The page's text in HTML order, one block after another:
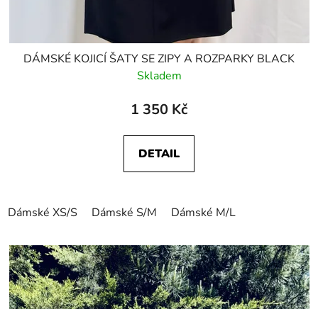
DÁMSKÉ KOJICÍ ŠATY SE ZIPY A ROZPARKY BLACK
Skladem
1 350 Kč
DETAIL
Dámské XS/S Dámské S/M Dámské M/L